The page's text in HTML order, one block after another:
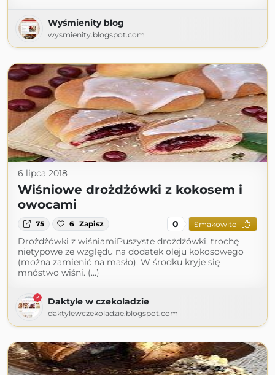
Wyśmienity blog
wysmienity.blogspot.com
6 lipca 2018
Wiśniowe drożdżówki z kokosem i
owocami
75 6 Zapisz 0 Smakowite
Drożdżówki z wiśniamiPuszyste drożdżówki, trochę
nietypowe ze względu na dodatek oleju kokosowego
(można zamienić na masło). W środku kryje się
mnóstwo wiśni. (...)
Daktyle w czekoladzie
daktylewczekoladzie.blogspot.com